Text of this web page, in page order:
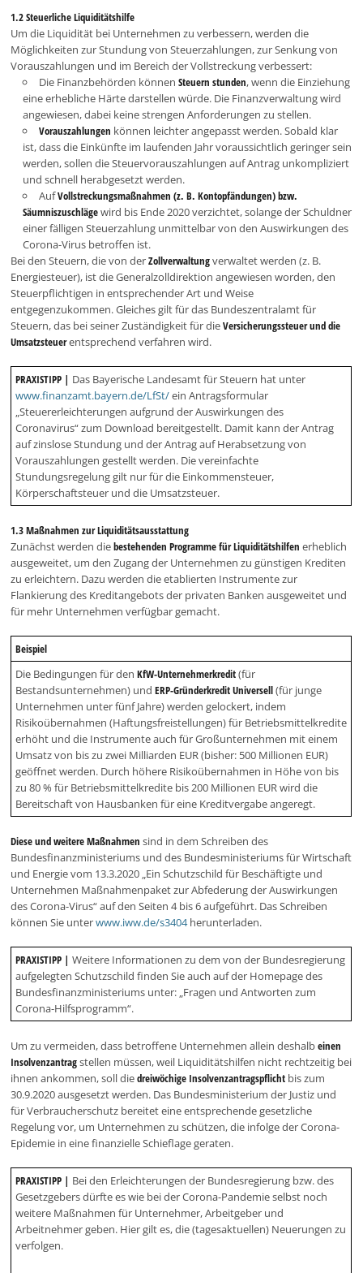
1.2 Steuerliche Liquiditätshilfe
Um die Liquidität bei Unternehmen zu verbessern, werden die
Möglichkeiten zur Stundung von Steuerzahlungen, zur Senkung von
Vorauszahlungen und im Bereich der Vollstreckung verbessert:
Die Finanzbehörden können Steuern stunden, wenn die Einziehung
eine erhebliche Härte darstellen würde. Die Finanzverwaltung wird
angewiesen, dabei keine strengen Anforderungen zu stellen.
Vorauszahlungen können leichter angepasst werden. Sobald klar
ist, dass die Einkünfte im laufenden Jahr voraussichtlich geringer sein
werden, sollen die Steuervorauszahlungen auf Antrag unkompliziert
und schnell herabgesetzt werden.
AufVollstreckungsmaßnahmen (z. B. Kontopfändungen) bzw.
Säumniszuschlägewird bis Ende 2020 verzichtet, solange der Schuldner
einer fälligen Steuerzahlung unmittelbar von den Auswirkungen des
Corona-Virus betroffen ist.
Bei den Steuern, die von derZollverwaltungverwaltet werden (z. B.
Energiesteuer), ist die Generalzolldirektion angewiesen worden, den
Steuerpflichtigen in entsprechender Art und Weise
entgegenzukommen. Gleiches gilt für das Bundeszentralamt für
Steuern, das bei seiner Zuständigkeit für dieVersicherungssteuer und die
Umsatzsteuerentsprechend verfahren wird.
PRAXISTIPP | Das Bayerische Landesamt für Steuern hat unter
www.finanzamt.bayern.de/LfSt/ein Antragsformular
„Steuererleichterungen aufgrund der Auswirkungen des
Coronavirus“ zum Download bereitgestellt. Damit kann der Antrag
auf zinslose Stundung und der Antrag auf Herabsetzung von
Vorauszahlungen gestellt werden. Die vereinfachte
Stundungsregelung gilt nur für die Einkommensteuer,
Körperschaftsteuer und die Umsatzsteuer.
1.3 Maßnahmen zur Liquiditätsausstattung
Zunächst werden diebestehenden Programme für Liquiditätshilfen erheblich
ausgeweitet, um den Zugang der Unternehmen zu günstigen Krediten
zu erleichtern. Dazu werden die etablierten Instrumente zur
Flankierung des Kreditangebots der privaten Banken ausgeweitet und
für mehr Unternehmen verfügbar gemacht.
Beispiel
Die Bedingungen für denKfW-Unternehmerkredit(für
Bestandsunternehmen) undERP-Gründerkredit Universell(für junge
Unternehmen unter fünf Jahre) werden gelockert, indem
Risikoübernahmen (Haftungsfreistellungen) für Betriebsmittelkredite
erhöht und die Instrumente auch für Großunternehmen mit einem
Umsatz von bis zu zwei Milliarden EUR (bisher: 500 Millionen EUR)
geöffnet werden. Durch höhere Risikoübernahmen in Höhe von bis
zu 80 % für Betriebsmittelkredite bis 200 Millionen EUR wird die
Bereitschaft von Hausbanken für eine Kreditvergabe angeregt.
Diese und weitere Maßnahmen sind in dem Schreiben des
Bundesfinanzministeriums und des Bundesministeriums für Wirtschaft
und Energie vom 13.3.2020 „Ein Schutzschild für Beschäftigte und
Unternehmen Maßnahmenpaket zur Abfederung der Auswirkungen
des Corona-Virus“ auf den Seiten 4 bis 6 aufgeführt. Das Schreiben
können Sie unterwww.iww.de/s3404herunterladen.
PRAXISTIPP | Weitere Informationen zu dem von der Bundesregierung
aufgelegten Schutzschild finden Sie auch auf der Homepage des
Bundesfinanzministeriums unter: „Fragen und Antworten zum
Corona-Hilfsprogramm“.
Um zu vermeiden, dass betroffene Unternehmen allein deshalbeinen
Insolvenzantragstellen müssen, weil Liquiditätshilfen nicht rechtzeitig bei
ihnen ankommen, soll diedreiwöchige Insolvenzantragspflicht bis zum
30.9.2020 ausgesetzt werden. Das Bundesministerium der Justiz und
für Verbraucherschutz bereitet eine entsprechende gesetzliche
Regelung vor, um Unternehmen zu schützen, die infolge der Corona-
Epidemie in eine finanzielle Schieflage geraten.
PRAXISTIPP | Bei den Erleichterungen der Bundesregierung bzw. des
Gesetzgebers dürfte es wie bei der Corona-Pandemie selbst noch
weitere Maßnahmen für Unternehmer, Arbeitgeber und
Arbeitnehmer geben. Hier gilt es, die (tagesaktuellen) Neuerungen zu
verfolgen.